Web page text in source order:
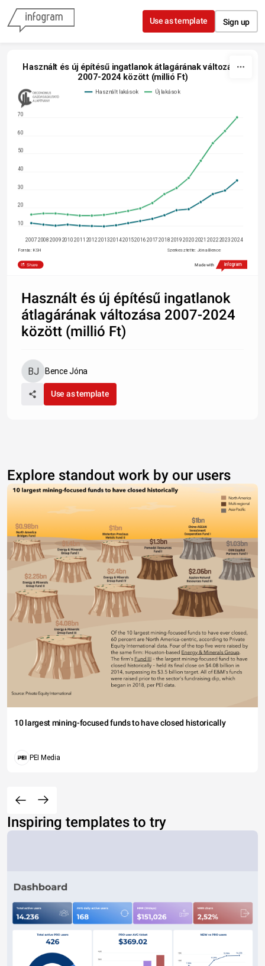
Skip to content
Use as template Sign up
Használt és új építésű ingatlanok átlagárának változása
2007-2024 között (millió Ft)
Használt lakások Új lakások
10
20
30
40
50
60
70
2007 2008 2009 2010 2011 2012 2013201420152016 2017 2018 2019 2020 2021 2022 2023 2024
Forrás: KSH Szerkesztette: Jóna Bence
Share
Made with
Használt és új építésű ingatlanok
átlagárának változása 2007-2024
között (millió Ft)
Bence Jóna
Use as template
Explore standout work by our users
10 largest mining-focused funds to have closed historically
PEI Media
Inspiring templates to try